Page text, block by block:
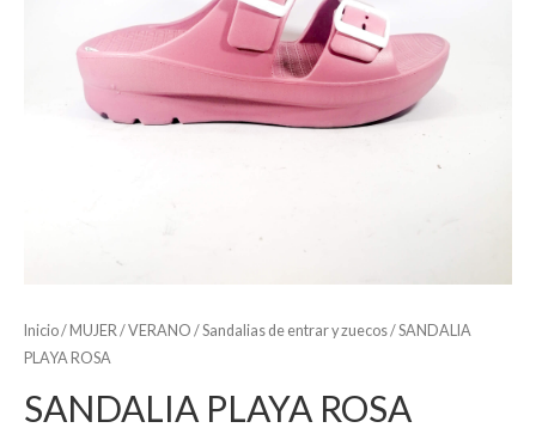
Inicio/ MUJER /VERANO /Sandalias de entrar y zuecos/ SANDALIA
PLAYA ROSA
SANDALIA PLAYA ROSA